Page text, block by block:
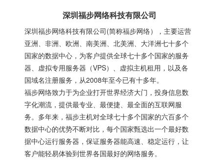
深圳福步网络科技有限公司
深圳福步网络科技有限公司(简称福步网络），主要运营
亚洲、非洲、欧洲、南美洲、北美洲、大洋洲七十多个
国家的数据中心，为客户提供全球七十多个国家的服务
器、虚拟专用服务器（VPS）、虚拟主机租用，以及各
国域名注册服务，从2008年至今已有十多年。
福步网络致力于为企业打开世界经济大门，投身信息数
字化潮流，提供最专业、最便捷、最全面的互联网服
务。多年来，福步主机对全球七十多个国家的六百多个
数据中心的优势不断对比，每个国家甄选出一个最好数
据中心运行服务器，保证服务器能高速、稳定运行，让
客户能轻易体验到世界各国最好的网络服务。